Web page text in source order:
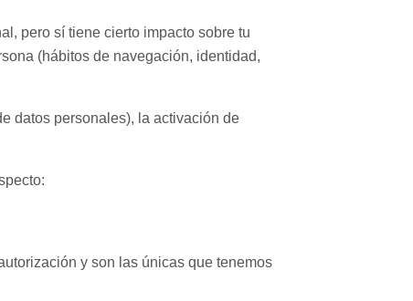
pero sí tiene cierto impacto sobre tu
(hábitos de navegación, identidad,
datos personales), la activación de
y son las únicas que tenemos